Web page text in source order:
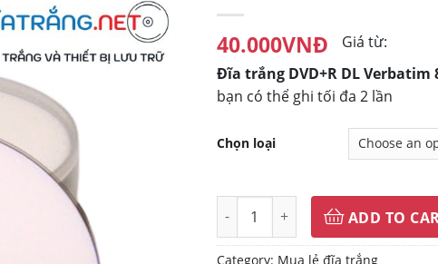
Giá từ:
40.000VNĐ
Đĩa trắng DVD+R DL Verbatim
bạn có thể ghi tối đa 2 lần
Chọn loại
Đĩa trắng DVD+R DL Verbatim
ADD TO
Category: Mua lẻ đĩa trắng